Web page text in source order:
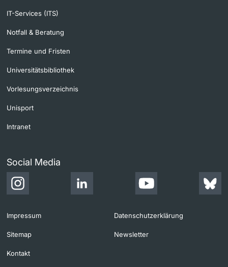
IT-Services (ITS)
Notfall & Beratung
Termine und Fristen
Universitätsbibliothek
Vorlesungsverzeichnis
Unisport
Intranet
Social Media
Impressum Datenschutzerklärung
Sitemap Newsletter
Kontakt